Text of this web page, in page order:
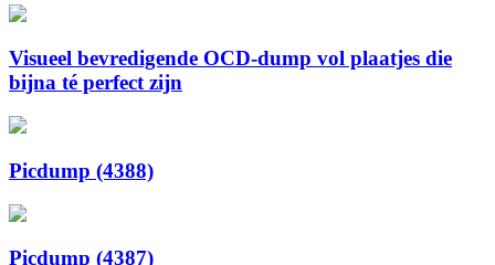
Visueel bevredigende OCD-dump vol plaatjes die
bijna té perfect zijn
Picdump (4388)
Picdump (4387)